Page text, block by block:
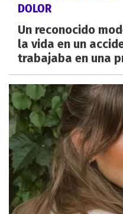
DOLOR
Un reconocido
la vida en un
trabajaba en una